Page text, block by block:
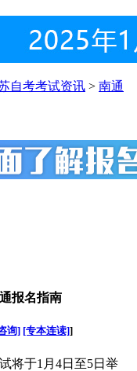
自考考试资讯 > 南通
报名指南
询] [专本连读]]
将于1月4日至5日举